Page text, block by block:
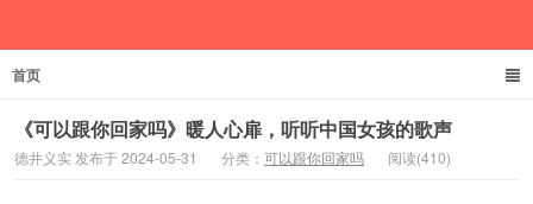
首页
《可以跟你回家吗》暖人心扉，听听中国女孩的歌声
德井义实 发布于 2024-05-31 分类： 可以跟你回家吗 阅读(410)